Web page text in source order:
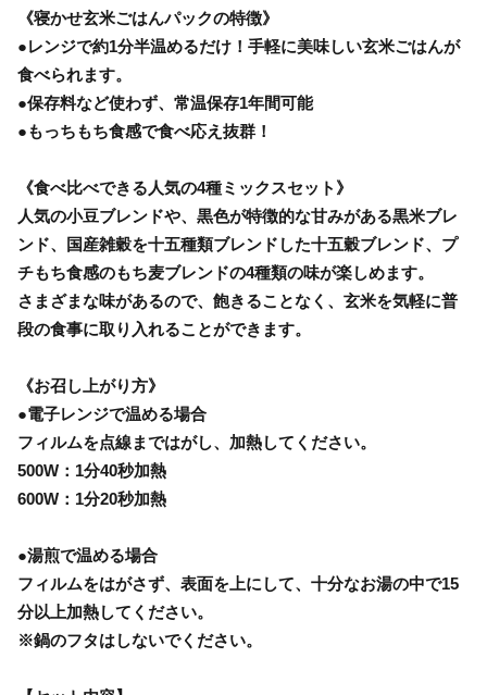
《寝かせ玄米ごはんパックの特徴》
●レンジで約1分半温めるだけ！手軽に美味しい玄米ごはんが
食べられます。
●保存料など使わず、常温保存1年間可能
●もっちもち食感で食べ応え抜群！
《食べ比べできる人気の4種ミックスセット》
人気の小豆ブレンドや、黒色が特徴的な甘みがある黒米ブレ
ンド、国産雑穀を十五種類ブレンドした十五穀ブレンド、プ
チもち食感のもち麦ブレンドの4種類の味が楽しめます。
さまざまな味があるので、飽きることなく、玄米を気軽に普
段の食事に取り入れることができます。
《お召し上がり方》
●電子レンジで温める場合
フィルムを点線まではがし、加熱してください。
500W：1分40秒加熱
600W：1分20秒加熱
●湯煎で温める場合
フィルムをはがさず、表面を上にして、十分なお湯の中で15
分以上加熱してください。
※鍋のフタはしないでください。